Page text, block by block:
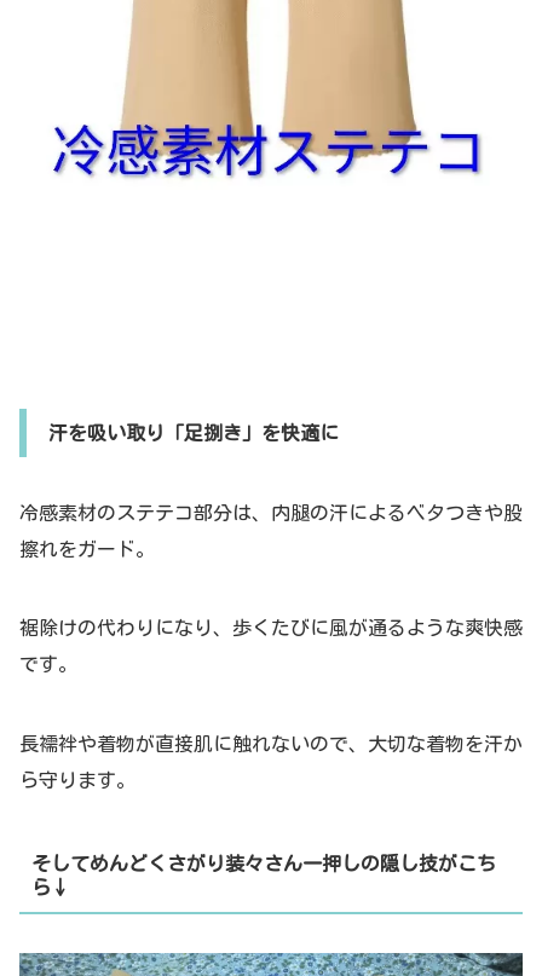
汗を吸い取り「足捌き」を快適に
冷感素材のステテコ部分は、 内腿の汗によるベタつきや股
擦れをガード。
裾除けの代わりになり、歩くたびに風が通るような爽快感
です。
長襦袢や着物が直接肌に触れないので、 大切な着物を汗か
ら守ります。
そしてめんどくさがり装々さん一押しの隠し技がこち
ら↓